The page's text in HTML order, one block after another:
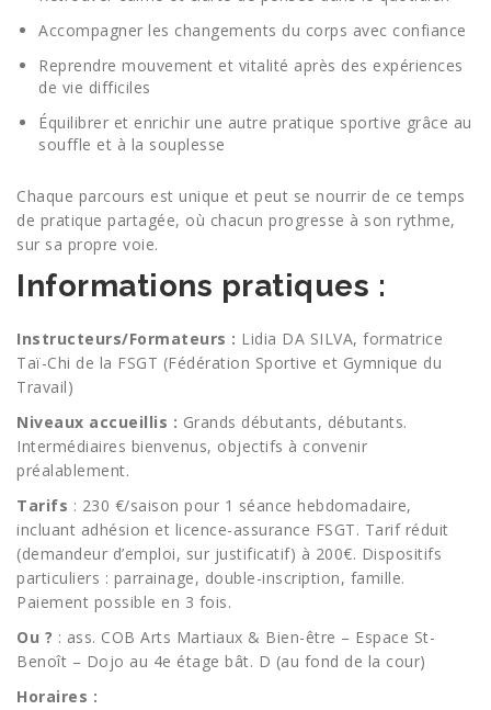
Accompagner les changements du corps avec confiance
Reprendre mouvement et vitalité après des expériences
de vie difficiles
Équilibrer et enrichir une autre pratique sportive grâce au
souffle et à la souplesse
Chaque parcours est unique et peut se nourrir de ce temps
de pratique partagée, où chacun progresse à son rythme,
sur sa propre voie.
Informations pratiques :
Instructeurs/Formateurs : Lidia DA SILVA, formatrice
Taï-Chi de la FSGT (Fédération Sportive et Gymnique du
Travail)
Niveaux accueillis : Grands débutants, débutants.
Intermédiaires bienvenus, objectifs à convenir
préalablement.
Tarifs : 230 €/saison pour 1 séance hebdomadaire,
incluant adhésion et licence-assurance FSGT. Tarif réduit
(demandeur d’emploi, sur justificatif) à 200€. Dispositifs
particuliers : parrainage, double-inscription, famille.
Paiement possible en 3 fois.
Ou ? : ass. COB Arts Martiaux & Bien-être – Espace St-
Benoît – Dojo au 4e étage bât. D (au fond de la cour)
Horaires :